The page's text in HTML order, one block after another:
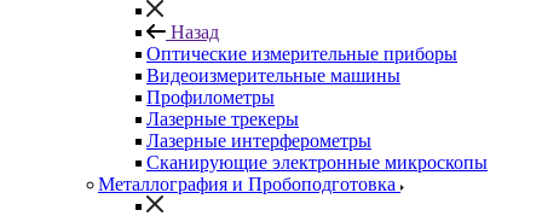
Назад
Оптические измерительные приборы
Видеоизмерительные машины
Профилометры
Лазерные трекеры
Лазерные интерферометры
Сканирующие электронные микроскопы
Металлография и Пробоподготовка